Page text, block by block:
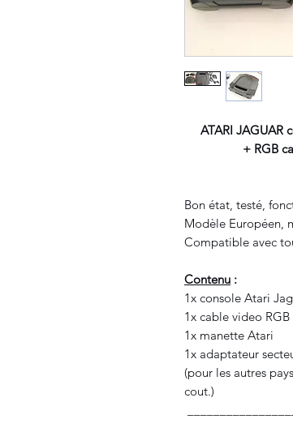
ATARI JAGUAR
+ RGB cable
Bon état, testé,
Modèle Européen,
Compatible avec
Contenu :
1x console Atari
1x cable video
1x manette Atari
1x adaptateur
(pour les autres
cout.)